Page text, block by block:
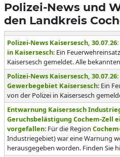
Polizei-News und
den Landkreis
Polizei-News Kaisersesch,
in Kaisersesch: Ein
Kaisersesch gemeldet. Alle
Polizei-News Kaisersesch,
Gewerbegebiet Kaisersesch: Ein
von der Polizei in Kaisersesch
Entwarnung Kaisersesch
Geruchsbelästigung Cochem-Zell
vorgefallen: Für die Region
Industriegebiet) war eine Warnung
herausgegeben worden. Finden Sie